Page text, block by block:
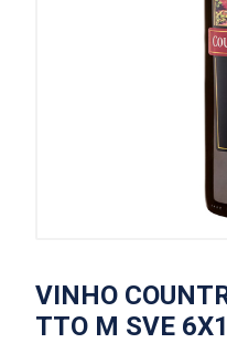
VINHO
TTO M SVE